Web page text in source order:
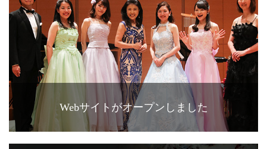
Webサイトがオープンしました